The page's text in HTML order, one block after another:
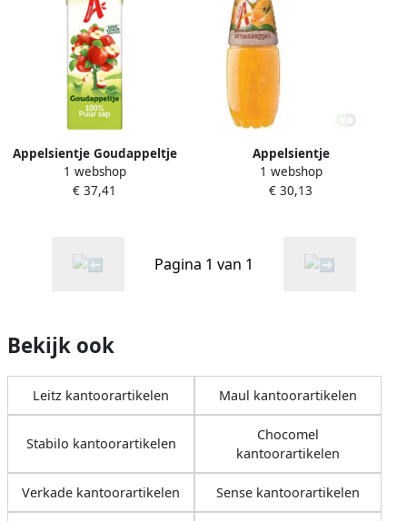
Appelsientje Goudappeltje
1 l pak van 12 stuks
1 webshop
€ 37,41
Appelsientje
sinaasappelsap flesje van
400 ml pak van 12 stuks
1 webshop
€ 30,13
Pagina 1 van 1
Bekijk ook
Leitz kantoorartikelen Maul kantoorartikelen
Stabilo kantoorartikelen
Chocomel
kantoorartikelen
Verkade kantoorartikelen Sense kantoorartikelen